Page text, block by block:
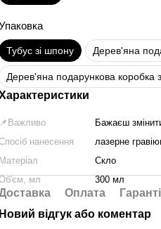
Тубус зі шпону Дерев'яна
Дерев'яна подарункова коробка
📌Важливо
Бажаєш
нанесення
лазерне
Матеріал
Скло
мл
300 мл
Оплата
Новий відгук або коментар